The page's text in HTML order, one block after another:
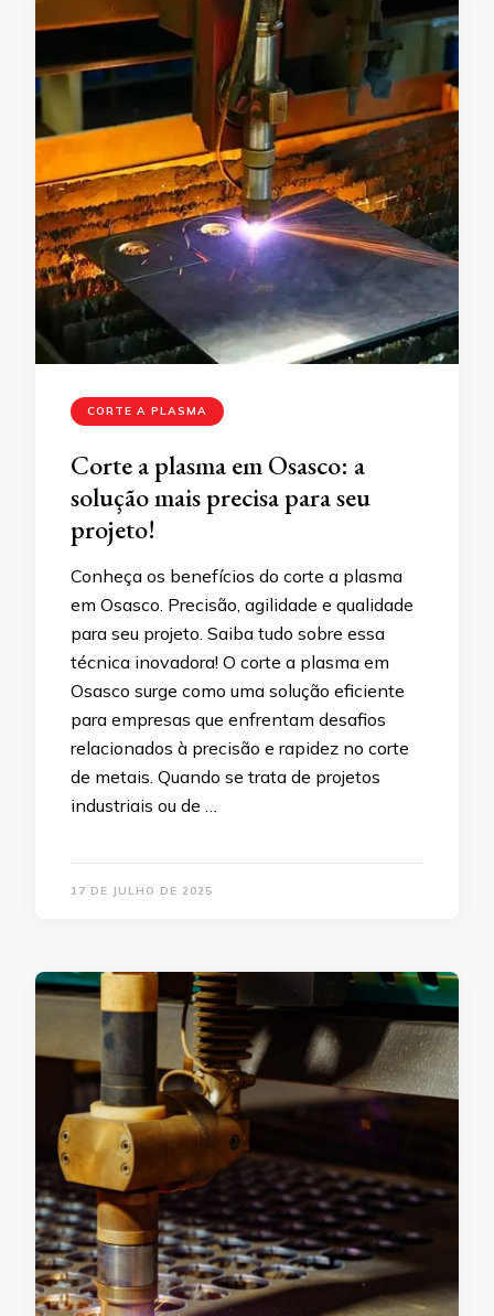
CORTE A PLASMA
Corte a plasma em Osasco: a
solução mais precisa para seu
projeto!
Conheça os benefícios do corte a plasma
em Osasco. Precisão, agilidade e qualidade
para seu projeto. Saiba tudo sobre essa
técnica inovadora! O corte a plasma em
Osasco surge como uma solução eficiente
para empresas que enfrentam desafios
relacionados à precisão e rapidez no corte
de metais. Quando se trata de projetos
industriais ou de …
17 DE JULHO DE 2025